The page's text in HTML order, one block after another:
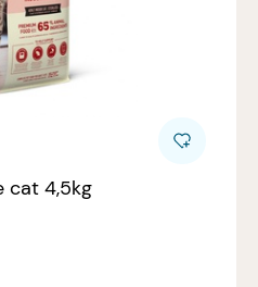
cat 4,5kg